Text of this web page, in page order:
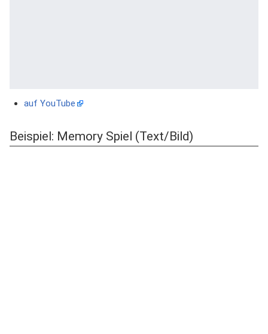
auf YouTube
Beispiel: Memory Spiel (Text/Bild)